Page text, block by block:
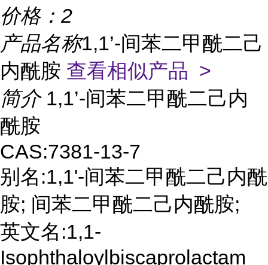
价格： 2
产品名称1,1’-间苯二甲酰二己
内酰胺 查看相似产品 >
简介 1,1’-间苯二甲酰二己内
酰胺
CAS:7381-13-7
别名:1,1'-间苯二甲酰二己内酰
胺; 间苯二甲酰二己内酰胺;
英文名:1,1-
Isophthaloylbiscaprolactam